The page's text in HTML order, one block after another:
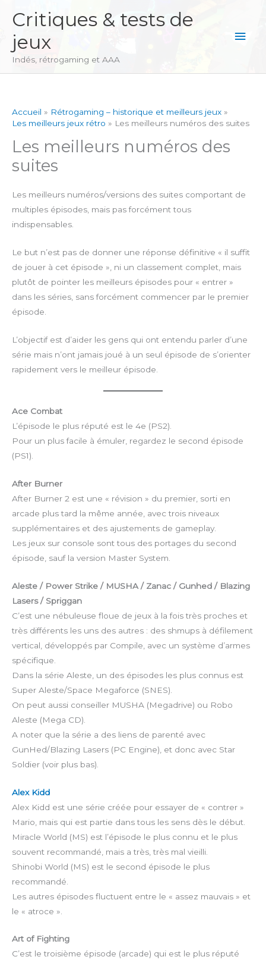
contenu
Critiques & tests de
jeux
Indés, rétrogaming et AAA
Accueil
Rétrogaming – historique et meilleurs jeux
Les meilleurs jeux rétro
Les meilleurs numéros des suites
Les meilleurs numéros des
suites
Les meilleurs numéros/versions des suites comportant de
multiples épisodes, mais pas forcément tous
indispensables.
Le but n’est pas de donner une réponse définitive « il suffit
de jouer à cet épisode », ni un classement complet, mais
plutôt de pointer les meilleurs épisodes pour « entrer »
dans les séries, sans forcément commencer par le premier
épisode.
L’objectif est d’aider les gens qui ont entendu parler d’une
série mais n’ont jamais joué à un seul épisode de s’orienter
rapidement vers le meilleur épisode.
Ace Combat
L’épisode le plus réputé est le 4e (PS2).
Pour un plus facile à émuler, regardez le second épisode
(PS1).
After Burner
After Burner 2 est une « révision » du premier, sorti en
arcade plus tard la même année, avec trois niveaux
supplémentaires et des ajustements de gameplay.
Les jeux sur console sont tous des portages du second
épisode, sauf la version Master System.
Aleste / Power Strike / MUSHA / Zanac / Gunhed / Blazing
Lasers / Spriggan
C’est une nébuleuse floue de jeux à la fois très proches et
très différents les uns des autres : des shmups à défilement
vertical, développés par Compile, avec un système d’armes
spécifique.
Dans la série Aleste, un des épisodes les plus connus est
Super Aleste/Space Megaforce (SNES).
On peut aussi conseiller MUSHA (Megadrive) ou Robo
Aleste (Mega CD).
A noter que la série a des liens de parenté avec
GunHed/Blazing Lasers (PC Engine), et donc avec Star
Soldier (voir plus bas).
Alex Kidd
Alex Kidd est une série créée pour essayer de « contrer »
Mario, mais qui est partie dans tous les sens dès le début.
Miracle World (MS) est l’épisode le plus connu et le plus
souvent recommandé, mais a très, très mal vieilli.
Shinobi World (MS) est le second épisode le plus
recommandé.
Les autres épisodes fluctuent entre le « assez mauvais » et
le « atroce ».
Art of Fighting
C’est le troisième épisode (arcade) qui est le plus réputé